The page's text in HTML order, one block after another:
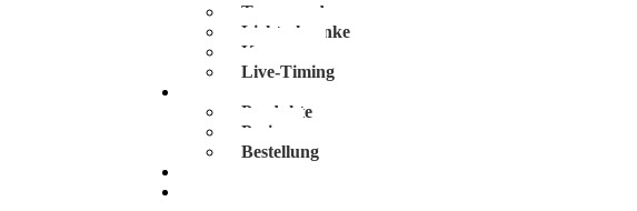
Transponder
Lichtschranke
Kameras
Live-Timing
Produkte
Preise
Bestellung